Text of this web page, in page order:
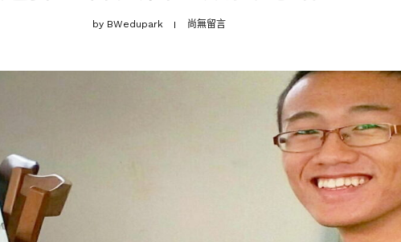
by BWedupark 尚無留言